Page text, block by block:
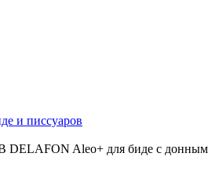
и писсуаров
DELAFON Aleo+ для биде с донным